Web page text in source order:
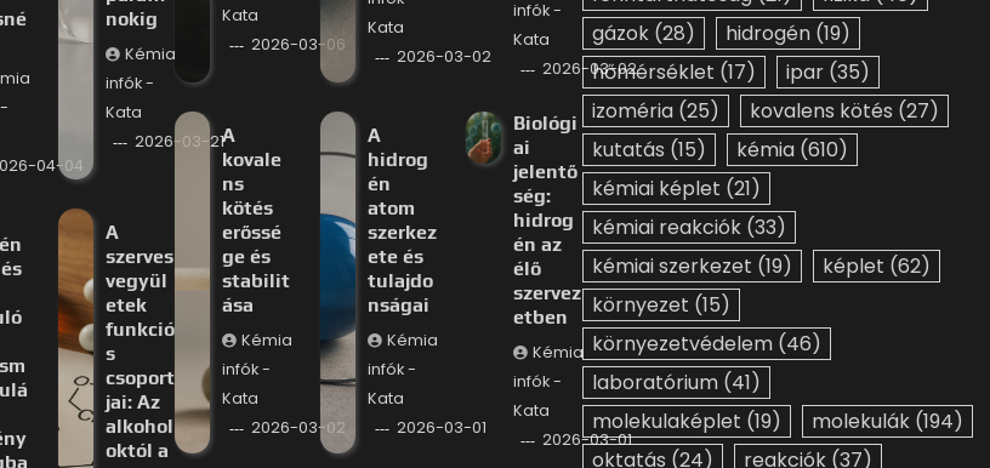
04-04
nokig
Kémia
infók -
Kata
2026-03-21
A
szerves
vegyül
etek
funkció
s
csoport
jai: Az
alkohol
októl a
Kata
2026-03-06
Kata
2026-03-02
infók -
Kata
2026-03-02
A
kovale
ns
kötés
erőssé
ge és
stabilit
ása
Kémia
infók -
Kata
2026-03-02
A
hidrog
én
atom
szerkez
ete és
tulajdo
nságai
Kémia
infók -
Kata
2026-03-01
Biológi
ai
jelentő
ség:
hidrog
én az
élő
szervez
etben
Kémia
infók -
Kata
2026-03-01
gázok (28) hidrogén (19)
hőmérséklet (17) ipar (35)
izoméria (25) kovalens kötés (27)
kutatás (15) kémia (610)
kémiai képlet (21)
kémiai reakciók (33)
kémiai szerkezet (19) képlet (62)
környezet (15)
környezetvédelem (46)
laboratórium (41)
molekulaképlet (19) molekulák (194)
oktatás (24) reakciók (37)